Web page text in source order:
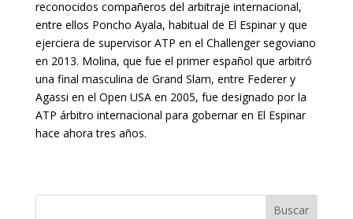
reconocidos compañeros del arbitraje internacional,
entre ellos Poncho Ayala, habitual de El Espinar y que
ejerciera de supervisor ATP en el Challenger segoviano
en 2013. Molina, que fue el primer español que arbitró
una final masculina de Grand Slam, entre Federer y
Agassi en el Open USA en 2005, fue designado por la
ATP árbitro internacional para gobernar en El Espinar
hace ahora tres años.